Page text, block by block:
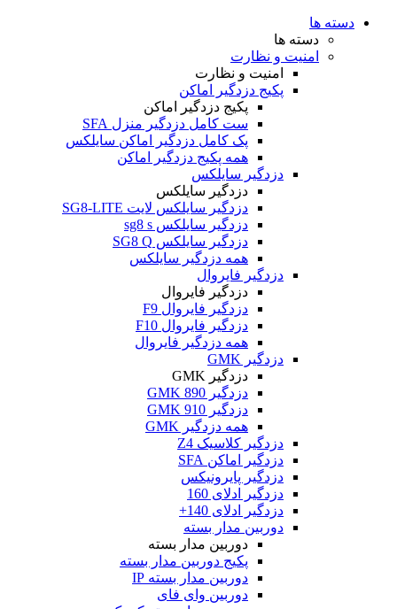
دسته ها
دسته ها
امنیت و نظارت
امنیت و نظارت
پکیج دزدگیر اماکن
پکیج دزدگیر اماکن
ست کامل دزدگیر منزل SFA
پک کامل دزدگیر اماکن سایلکس
همه پکیج دزدگیر اماکن
دزدگیر سایلکس
دزدگیر سایلکس
دزدگیر سایلکس لایت SG8-LITE
دزدگیر سایلکس sg8 s
دزدگیر سایلکس SG8 Q
همه دزدگیر سایلکس
دزدگیر فایروال
دزدگیر فایروال
دزدگیر فایروال F9
دزدگیر فایروال F10
همه دزدگیر فایروال
دزدگیر GMK
دزدگیر GMK
دزدگیر GMK 890
دزدگیر GMK 910
همه دزدگیر GMK
دزدگیر کلاسیک Z4
دزدگیر اماکن SFA
دزدگیر پایرونیکس
دزدگیر ادلای 160
دزدگیر ادلای 140+
دوربین مدار بسته
دوربین مدار بسته
پکیج دوربین مدار بسته
دوربین مدار بسته IP
دوربین وای فای